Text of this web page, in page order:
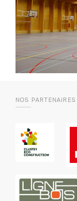
NOS PARTENAIRES